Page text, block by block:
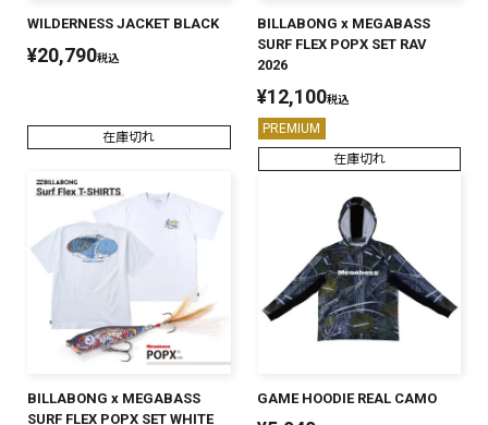
WILDERNESS JACKET BLACK
¥20,790税込
在庫切れ
BILLABONG x MEGABASS
SURF FLEX POPX SET RAV
2026
¥12,100税込
PREMIUM
在庫切れ
BILLABONG x MEGABASS
SURF FLEX POPX SET WHITE
GAME HOODIE REAL CAMO